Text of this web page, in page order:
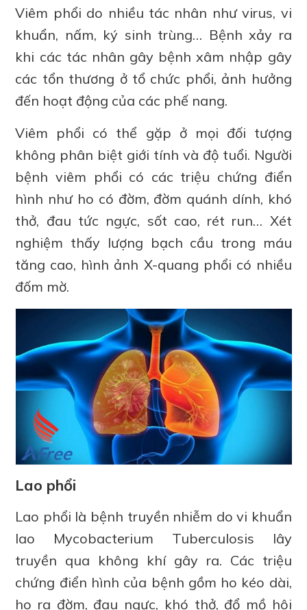
Viêm phổi do nhiều tác nhân như virus, vi
khuẩn, nấm, ký sinh trùng… Bệnh xảy ra
khi các tác nhân gây bệnh xâm nhập gây
các tổn thương ở tổ chức phổi, ảnh hưởng
đến hoạt động của các phế nang.
Viêm phổi có thể gặp ở mọi đối tượng
không phân biệt giới tính và độ tuổi. Người
bệnh viêm phổi có các triệu chứng điển
hình như ho có đờm, đờm quánh dính, khó
thở, đau tức ngực, sốt cao, rét run… Xét
nghiệm thấy lượng bạch cầu trong máu
tăng cao, hình ảnh X-quang phổi có nhiều
đốm mờ.
Lao phổi
Lao phổi là bệnh truyền nhiễm do vi khuẩn
lao Mycobacterium Tuberculosis lây
truyền qua không khí gây ra. Các triệu
chứng điển hình của bệnh gồm ho kéo dài,
ho ra đờm, đau ngực, khó thở, đổ mồ hôi